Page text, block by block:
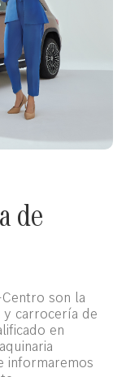
de
son la
y carrocería de
en
informaremos